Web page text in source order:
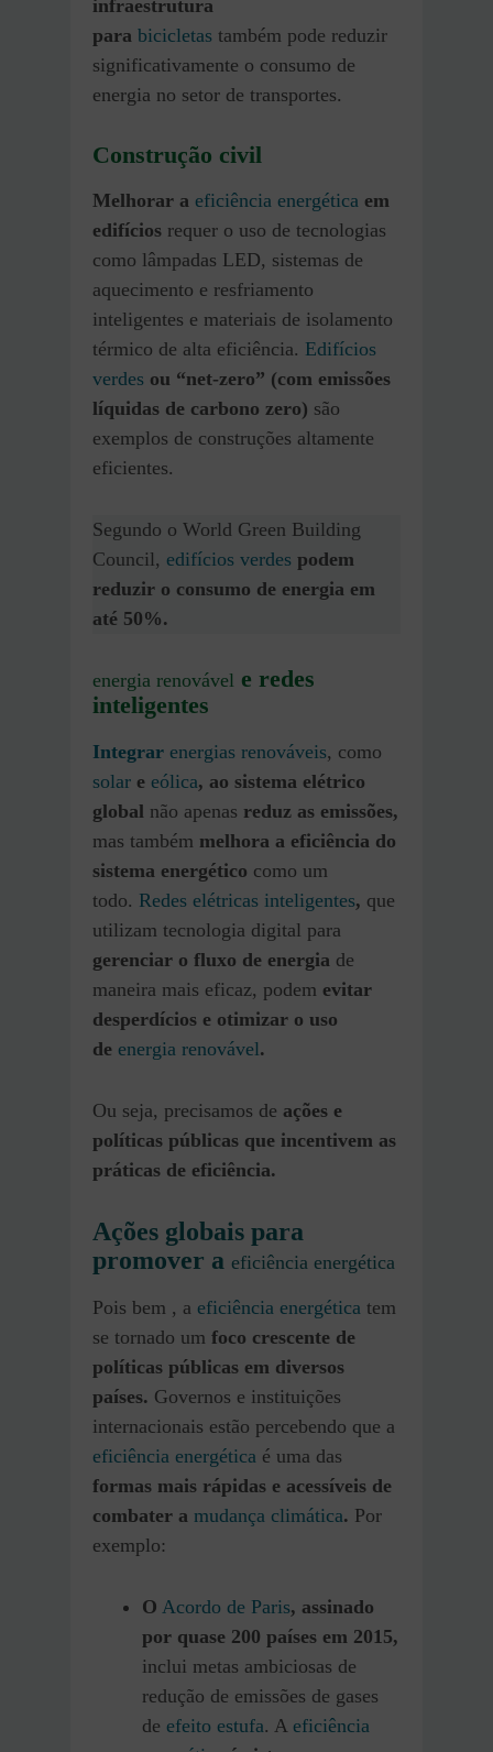
infraestrutura
para bicicletas também pode reduzir
significativamente o consumo de
energia no setor de transportes.
Construção civil
Melhorar a eficiência energética em
edifícios requer o uso de tecnologias
como lâmpadas LED, sistemas de
aquecimento e resfriamento
inteligentes e materiais de isolamento
térmico de alta eficiência. Edifícios
verdes ou “net-zero” (com emissões
líquidas de carbono zero) são
exemplos de construções altamente
eficientes.
Segundo o World Green Building
Council, edifícios verdes podem
reduzir o consumo de energia em
até 50%.
energia renovável e redes
inteligentes
Integrar energias renováveis, como
solar e eólica, ao sistema elétrico
global não apenas reduz as emissões,
mas também melhora a eficiência do
sistema energético como um
todo. Redes elétricas inteligentes, que
utilizam tecnologia digital para
gerenciar o fluxo de energia de
maneira mais eficaz, podem evitar
desperdícios e otimizar o uso
de energia renovável.
Ou seja, precisamos de ações e
políticas públicas que incentivem as
práticas de eficiência.
Ações globais para
promover a eficiência energética
Pois bem , a eficiência energética tem
se tornado um foco crescente de
políticas públicas em diversos
países. Governos e instituições
internacionais estão percebendo que a
eficiência energética é uma das
formas mais rápidas e acessíveis de
combater a mudança climática. Por
exemplo:
O Acordo de Paris, assinado
por quase 200 países em 2015,
inclui metas ambiciosas de
redução de emissões de gases
de efeito estufa. A eficiência